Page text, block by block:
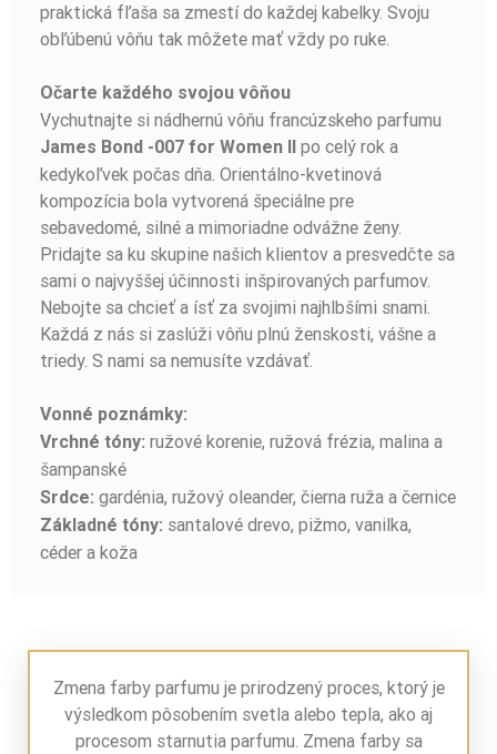
praktická fľaša sa zmestí do každej kabelky. Svoju
obľúbenú vôňu tak môžete mať vždy po ruke.
Očarte každého svojou vôňou
Vychutnajte si nádhernú vôňu francúzskeho parfumu
James Bond -007 for Women II
po celý rok a
kedykoľvek počas dňa. Orientálno-kvetinová
kompozícia bola vytvorená špeciálne pre
sebavedomé, silné a mimoriadne odvážne ženy.
Pridajte sa ku skupine našich klientov a presvedčte sa
sami o najvyššej účinnosti inšpirovaných parfumov.
Nebojte sa chcieť a ísť za svojimi najhlbšími snami.
Každá z nás si zaslúži vôňu plnú ženskosti, vášne a
triedy. S nami sa nemusíte vzdávať.
Vonné poznámky:
Vrchné tóny: ružové korenie, ružová frézia, malina a
šampanské
Srdce: gardénia, ružový oleander, čierna ruža a černice
Základné tóny: santalové drevo, pižmo, vanilka,
céder a koža
Zmena farby parfumu je prirodzený proces, ktorý je
výsledkom pôsobením svetla alebo tepla, ako aj
procesom starnutia parfumu. Zmena farby sa